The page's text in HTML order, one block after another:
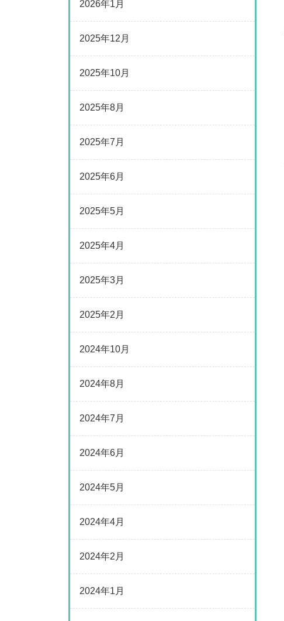
2026年1月
2025年12月
2025年10月
2025年8月
2025年7月
2025年6月
2025年5月
2025年4月
2025年3月
2025年2月
2024年10月
2024年8月
2024年7月
2024年6月
2024年5月
2024年4月
2024年2月
2024年1月